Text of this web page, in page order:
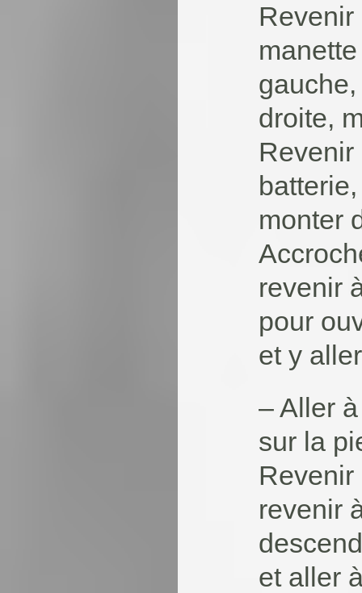
droite,
monter
revenir
pour
et y
– Aller
sur la
Revenir
revenir
et aller